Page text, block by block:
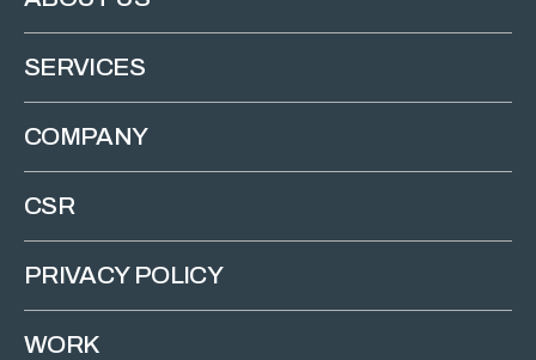
SERVICES
COMPANY
CSR
PRIVACY POLICY
WORK